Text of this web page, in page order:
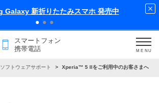
iPhone 17 Pro 発売中
スマートフォン
携帯電話
MENU
ソフトウェアサポート Xperia™ 5 IIをご利用中のお客さまへ